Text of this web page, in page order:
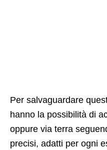
Per salvaguardare
hanno la possibilità di
oppure via terra
precisi, adatti per ogni